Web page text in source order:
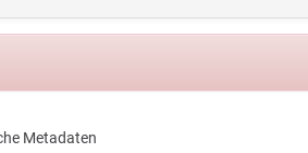
Metadaten